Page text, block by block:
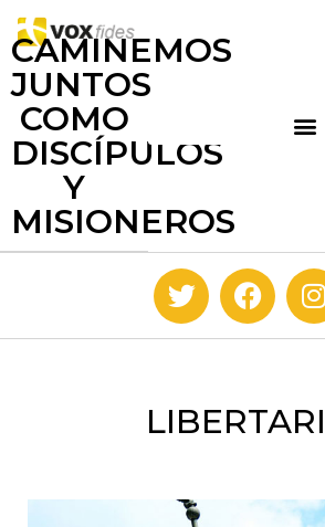
CAMINEMOS
JUNTOS
COMO
DISCÍPULOS
Y
MISIONEROS